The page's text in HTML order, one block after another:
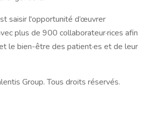
saisir l'opportunité d’œuvrer
plus de 900 collaborateur·rices afin
le bien-être des patient·es et de leur
Group. Tous droits réservés.